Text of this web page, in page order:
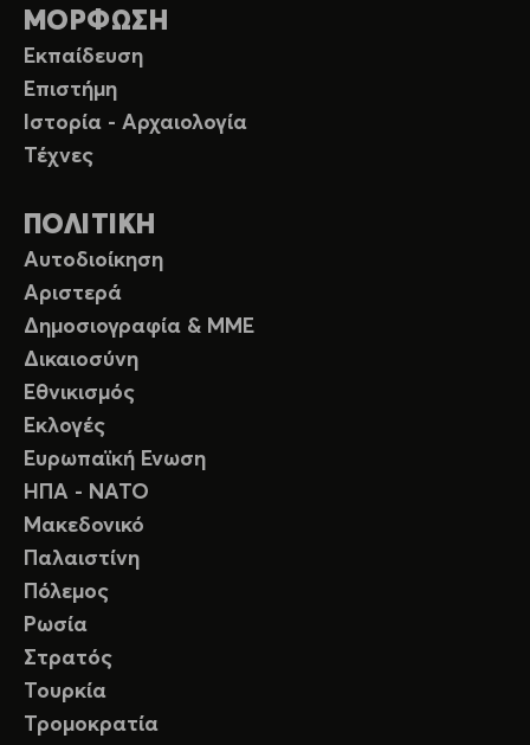
ΜΟΡΦΩΣΗ
Εκπαίδευση
Επιστήμη
Ιστορία - Αρχαιολογία
Τέχνες
ΠΟΛΙΤΙΚΗ
Αυτοδιοίκηση
Αριστερά
Δημοσιογραφία & ΜΜΕ
Δικαιοσύνη
Εθνικισμός
Εκλογές
Ευρωπαϊκή Ενωση
ΗΠΑ - ΝΑΤΟ
Μακεδονικό
Παλαιστίνη
Πόλεμος
Ρωσία
Στρατός
Τουρκία
Τρομοκρατία